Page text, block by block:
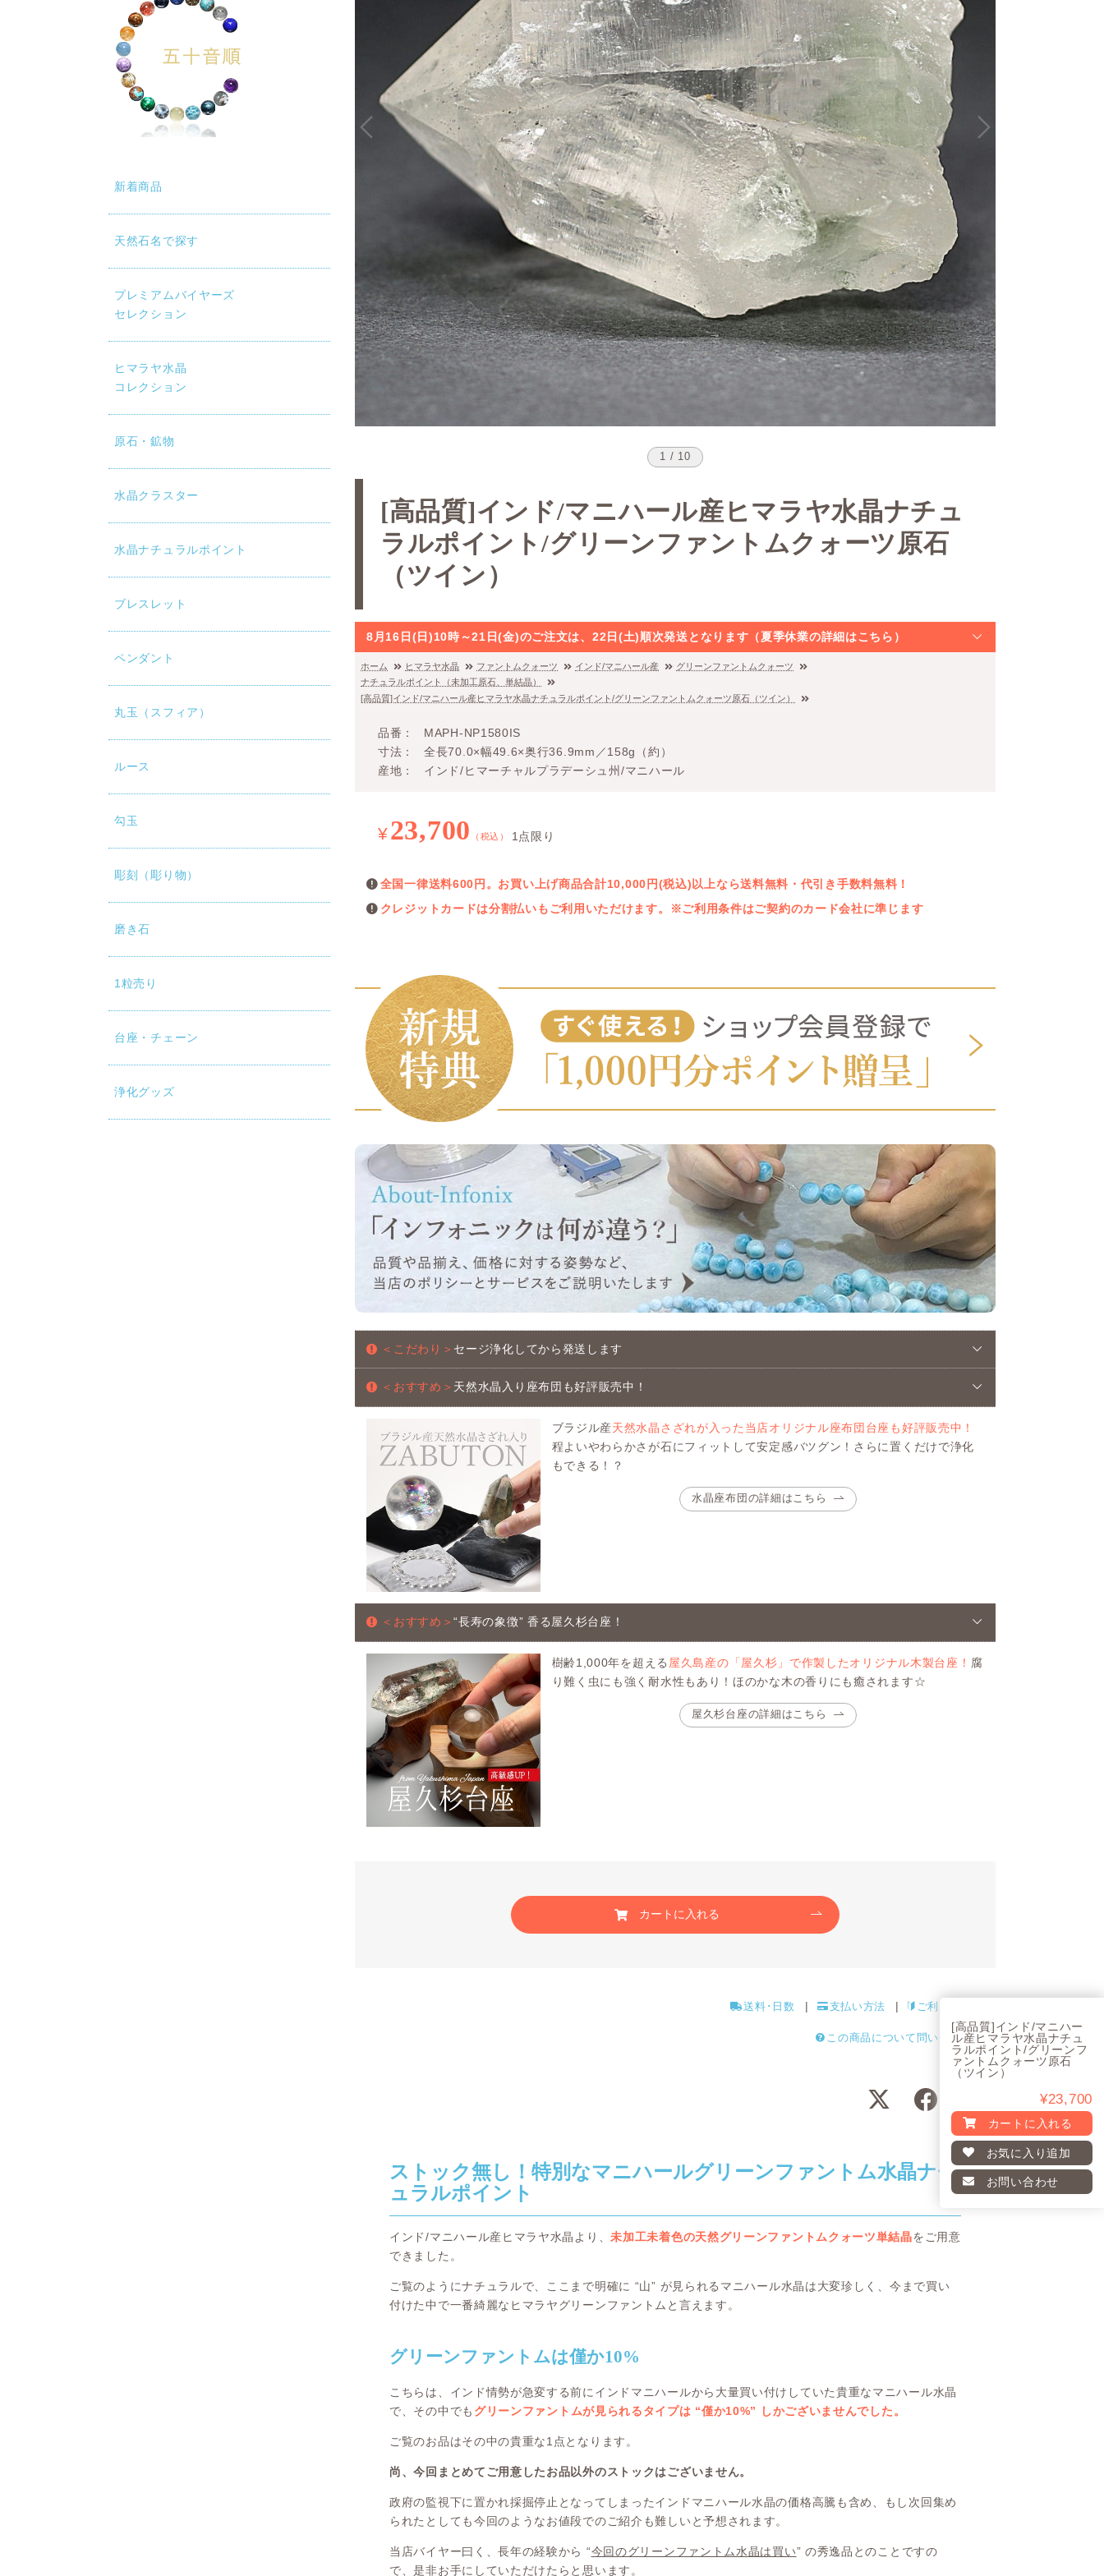
新着商品
天然石名で探す
プレミアムバイヤーズ
セレクション
ヒマラヤ水晶
コレクション
原石・鉱物
水晶クラスター
水晶ナチュラルポイント
ブレスレット
ペンダント
丸玉（スフィア）
ルース
勾玉
彫刻（彫り物）
磨き石
1粒売り
台座・チェーン
浄化グッズ
1 / 10
[高品質]インド/マニハール産ヒマラヤ水晶ナチュ
ラルポイント/グリーンファントムクォーツ原石
（ツイン）
8月16日(日)10時～21日(金)のご注文は、22日(土)順次発送となります（夏季休業の詳細はこちら）
ホーム ヒマラヤ水晶 ファントムクォーツ インド/マニハール産
グリーンファントムクォーツ
ナチュラルポイント（未加工原石、単結晶）
[高品質]インド/マニハール産ヒマラヤ水晶ナチュラルポイント/グリーンファントムクォーツ原石（ツイン）
品番
MAPH-NP1580IS
寸法
全長70.0×幅49.6×奥行36.9mm／158g（約）
産地
インド/ヒマーチャルプラデーシュ州/マニハール
¥23,700 （税込） 1点限り
全国一律送料600円。お買い上げ商品合計10,000円(税込)以上なら送料無料・代引き手数料無料！
クレジットカードは分割払いもご利用いただけます。※ご利用条件はご契約のカード会社に準じます
＜こだわり＞ セージ浄化してから発送します
＜おすすめ＞ 天然水晶入り座布団も好評販売中！
ブラジル産天然水晶さざれが入った当店オリジナル座布団台座も好評販売中！
程よいやわらかさが石にフィットして安定感バツグン！さらに置くだけで浄化
もできる！？
水晶座布団の詳細はこちら
＜おすすめ＞“長寿の象徴” 香る屋久杉台座！
樹齢1,000年を超える 屋久島産の「屋久杉」で作製したオリジナル木製台座！ 腐
り難く虫にも強く耐水性もあり！ほのかな木の香りにも癒されます☆
屋久杉台座の詳細はこちら
カートに入れる
[高品質]インド/マニハー
ル産ヒマラヤ水晶ナチュ
ラルポイント/グリーンフ
ァントムクォーツ原石
（ツイン）
¥23,700
カートに入れる
お気に入り追加
お問い合わせ
送料･日数 支払い方法 ご利用ガイド
この商品について問い合わせる
ストック無し！特別なマニハールグリーンファントム水晶ナチ
ュラルポイント
インド/マニハール産ヒマラヤ水晶より、未加工未着色の天然グリーンファントムクォーツ単結晶をご用意
できました。
ご覧のようにナチュラルで、ここまで明確に “山” が見られるマニハール水晶は大変珍しく、今まで買い
付けた中で一番綺麗なヒマラヤグリーンファントムと言えます。
グリーンファントムは僅か10%
こちらは、インド情勢が急変する前にインドマニハールから大量買い付けしていた貴重なマニハール水晶
で、その中でも グリーンファントムが見られるタイプは “僅か10%” しかございませんでした。
ご覧のお品はその中の貴重な1点となります。
尚、今回まとめてご用意したお品以外のストックはございません。
政府の監視下に置かれ採掘停止となってしまったインドマニハール水晶の価格高騰も含め、もし次回集め
られたとしても今回のようなお値段でのご紹介も難しいと予想されます。
当店バイヤー曰く、長年の経験から “今回のグリーンファントム水晶は買い” の秀逸品とのことですの
で、是非お手にしていただけたらと思います。